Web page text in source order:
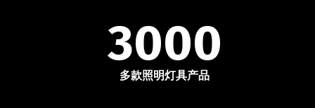
3000
多款照明灯具产品